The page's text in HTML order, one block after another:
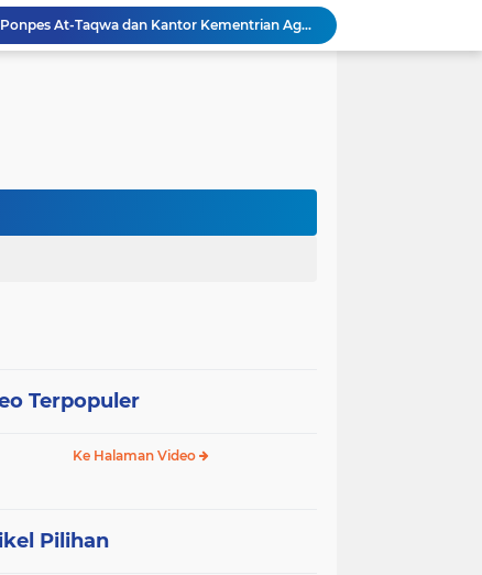
Perkuat Sinergi Program, Ponpes At-Taqwa dan Kantor Kementrian Agama Kotabaru Gelar Silaturahim
Kabupaten Kotabaru
**LDII Kelumpang Hilir Bekali Remaja dengan Pengajian untuk Wujudkan Generasi Profesional Religius Menuju Indonesia Emas*
Terpopuler
Ke Halaman Video
Pilihan